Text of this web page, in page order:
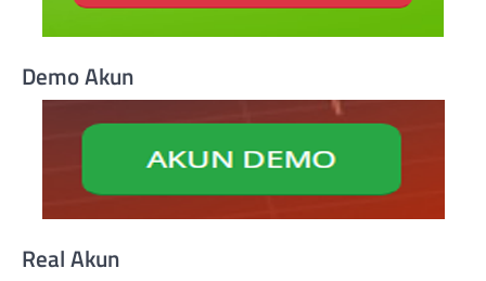
Demo Akun
Real Akun